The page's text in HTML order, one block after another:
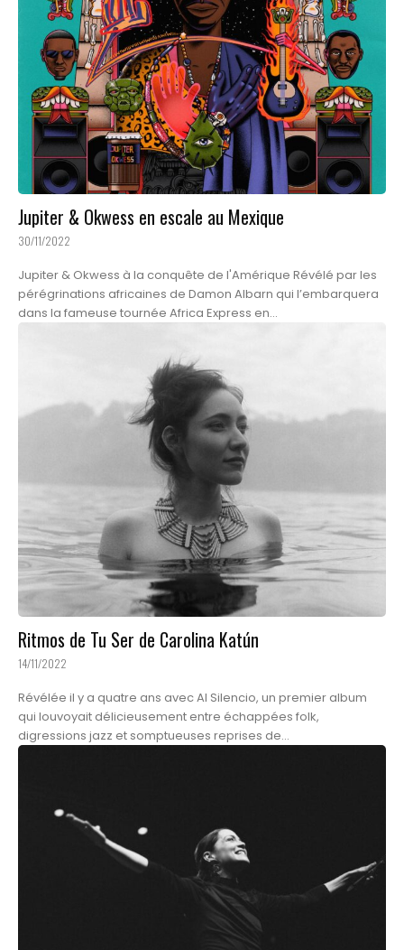
Jupiter & Okwess en escale au Mexique
30/11/2022
Jupiter & Okwess à la conquête de l'Amérique Révélé par les
pérégrinations africaines de Damon Albarn qui l’embarquera
dans la fameuse tournée Africa Express en...
Ritmos de Tu Ser de Carolina Katún
14/11/2022
Révélée il y a quatre ans avec Al Silencio, un premier album
qui louvoyait délicieusement entre échappées folk,
digressions jazz et somptueuses reprises de...